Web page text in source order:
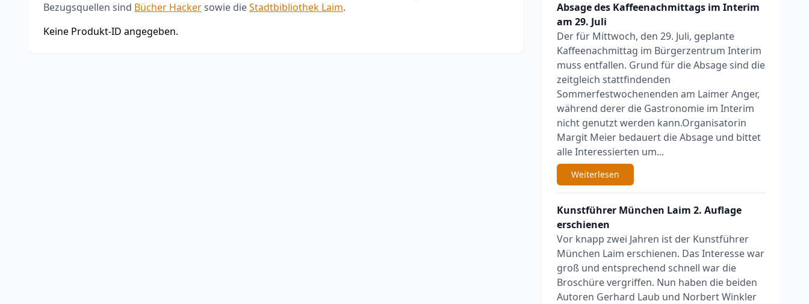
Bezugsquellen sind Bücher Hackersowie dieStadtbibliothek Laim.
Keine Produkt-ID angegeben.
Absage des Kaffeenachmittags im Interim
am 29. Juli
Der für Mittwoch, den 29. Juli, geplante
Kaffeenachmittag im Bürgerzentrum Interim
muss entfallen. Grund für die Absage sind die
zeitgleich stattfindenden
Sommerfestwochenenden am Laimer Anger,
während derer die Gastronomie im Interim
nicht genutzt werden kann.Organisatorin
Margit Meier bedauert die Absage und bittet
alle Interessierten um...
Weiterlesen
Kunstführer München Laim 2. Auflage
erschienen
Vor knapp zwei Jahren ist der Kunstführer
München Laim erschienen. Das Interesse war
groß und entsprechend schnell war die
Broschüre vergriffen. Nun haben die beiden
Autoren Gerhard Laub und Norbert Winkler